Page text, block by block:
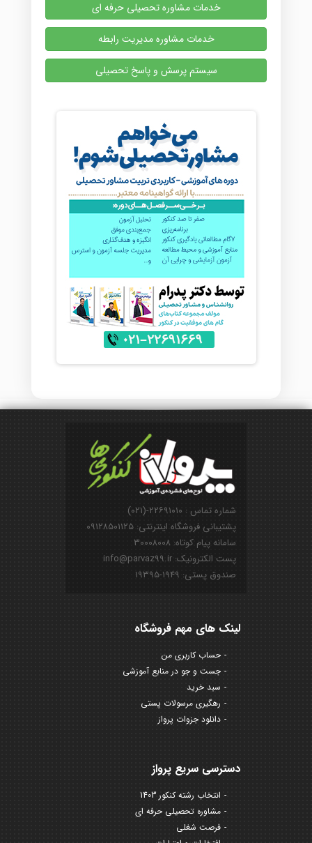
خدمات مشاوره تحصیلی حرفه ای
خدمات مشاوره مدیریت رابطه
سیستم پرسش و پاسخ تحصیلی
شماره تماس : ۲۲۶۹۱۰۱۰-(۰۲۱)
پشتیبانی فروشگاه اینترنتی: ۰۹۱۲۸۵۰۱۱۲۵
سامانه پیام کوتاه: ۳۰۰۰۸۰۰۸
پست الکترونیک: info@parvaz99.ir
صندوق پستی: ۱۹۴۹-۱۹۳۹۵
لینک های مهم فروشگاه
حساب کاربری من
جست و جو در منابع آموزشی
سبد خرید
رهگیری مرسولات پستی
دانلود جزوات پرواز
دسترسی سریع پرواز
انتخاب رشته کنکور 1403
مشاوره تحصیلی حرفه ای
فرصت شغلی